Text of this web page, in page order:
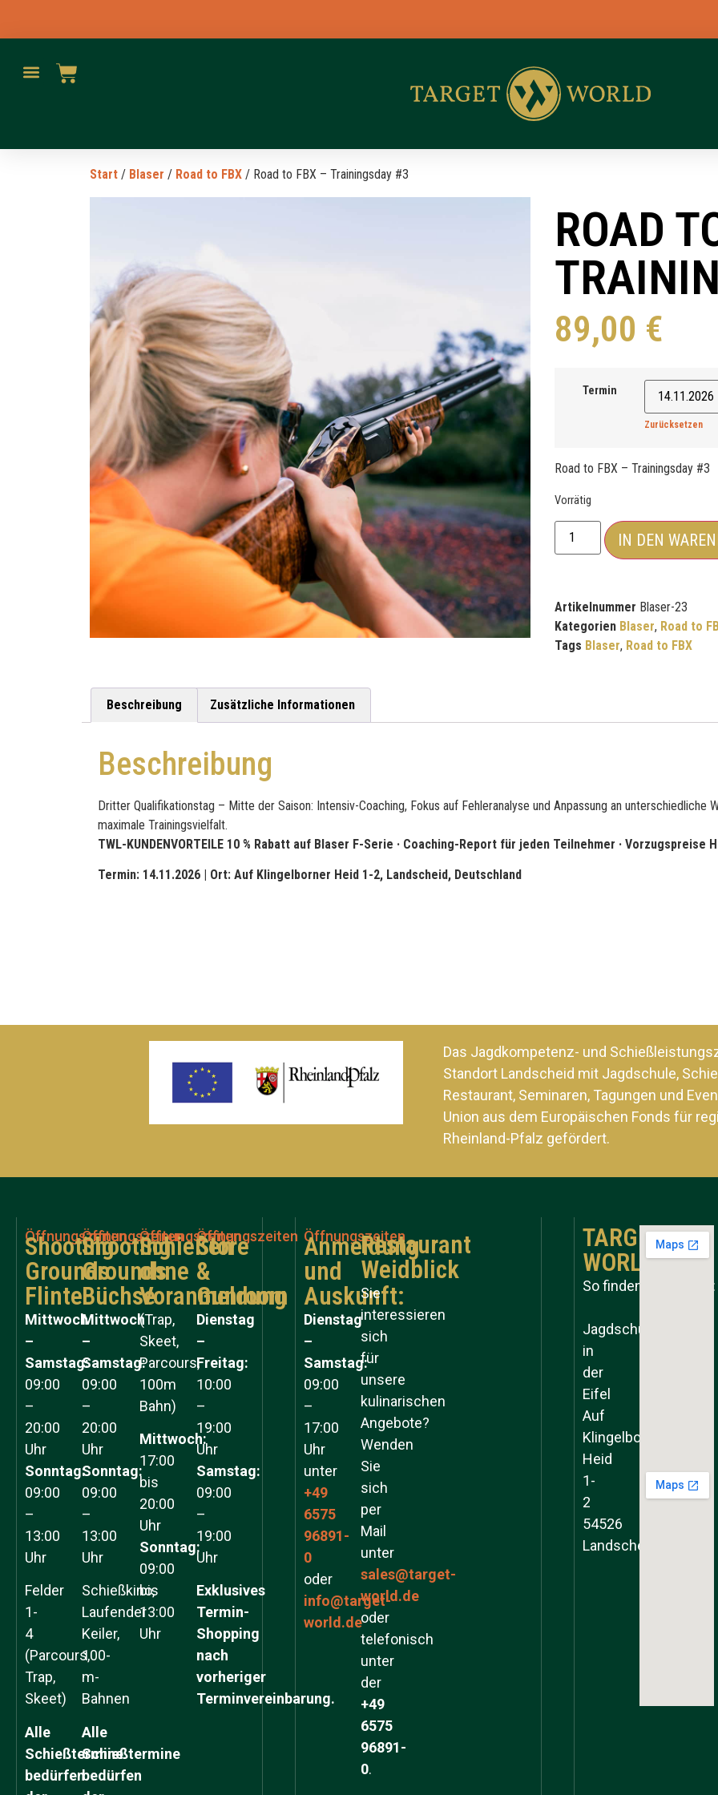
Start / Blaser / Road to FBX / Road to FBX – Trainingsday #3
ROAD
89,00 €
Termin
Zurücksetzen
Road to FBX – Trainingsday #3
Vorrätig
IN DEN
Artikelnummer Blaser-23
Kategorien Blaser, Road to
Tags Blaser, Road to FBX
Beschreibung Zusätzliche Informationen
Beschreibung
Dritter Qualifikationstag – Mitte der Saison: Intensiv-Coaching, Fokus auf Fehleranalyse und Anpassung an unterschiedliche
maximale Trainingsvielfalt.
TWL-KUNDENVORTEILE 10 % Rabatt auf Blaser F-Serie · Coaching-Report für jeden Teilnehmer · Vorzugspreise
Termin: 14.11.2026 | Ort: Auf Klingelborner Heid 1-2, Landscheid, Deutschland
Das Jagdkompetenz- und
Standort Landscheid mit Jagdschule,
Restaurant, Seminaren, Tagungen und
Union aus dem Europäischen Fonds für
Rheinland-Pfalz gefördert.
Öffnungszeiten
Shooting
Grounds
Flinte
Mittwoch
–
Samstag:
09:00
–
20:00
Uhr
Sonntag:
09:00
–
13:00
Uhr
Felder
1-
4
(Parcours,
Trap,
Skeet)
Alle
Schießtermine
bedürfen
Öffnungszeiten
Shooting
Grounds
Büchse
Mittwoch
–
Samstag:
09:00
–
20:00
Uhr
Sonntag:
09:00
–
13:00
Uhr
Schießkino,
Laufender
Keiler,
100-
m-
Bahnen
Alle
Schießtermine
bedürfen
Öffnungszeiten
Schießen
ohne
Voranmeldung
(Trap,
Skeet,
Parcours,
100m
Bahn)
Mittwoch:
17:00
bis
20:00
Uhr
Sonntag:
09:00
bis
13:00
Uhr
Öffnungszeiten
Store
&
Gunroom
Dienstag
–
Freitag:
10:00
–
19:00
Uhr
Samstag:
09:00
–
19:00
Uhr
Exklusives
Termin-
Shopping
nach
vorheriger
Terminvereinbarung.
Öffnungszeiten
Anmeldung
und
Auskunft:
Dienstag
–
Samstag:
09:00
–
17:00
Uhr
unter
+49
6575
96891-
0
oder
info@target-
world.de
Restaurant
Weidblick
Sie
interessieren
sich
für
unsere
kulinarischen
Angebote?
Wenden
Sie
sich
per
Mail
unter
sales@target-
world.de
oder
telefonisch
unter
der
+49
6575
96891-
0.
TARGET
WORLD
So finden Sie zu uns:
Jagdschule
in
der
Eifel
Auf
Klingelborner
Heid
1-
2
54526
Landscheid